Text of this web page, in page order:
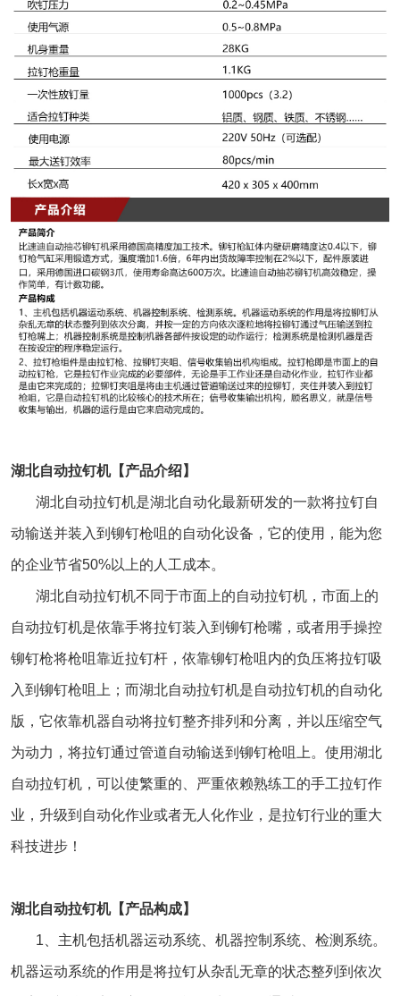
湖北自动拉钉机【产品介绍】
湖北自动拉钉机是湖北自动化最新研发的一款将拉钉自
动输送并装入到铆钉枪咀的自动化设备，它的使用，能为您
的企业节省50%以上的人工成本。
湖北自动拉钉机不同于市面上的自动拉钉机，市面上的
自动拉钉机是依靠手将拉钉装入到铆钉枪嘴，或者用手操控
铆钉枪将枪咀靠近拉钉杆，依靠铆钉枪咀内的负压将拉钉吸
入到铆钉枪咀上；而湖北自动拉钉机是自动拉钉机的自动化
版，它依靠机器自动将拉钉整齐排列和分离，并以压缩空气
为动力，将拉钉通过管道自动输送到铆钉枪咀上。使用湖北
自动拉钉机，可以使繁重的、严重依赖熟练工的手工拉钉作
业，升级到自动化作业或者无人化作业，是拉钉行业的重大
科技进步！
湖北自动拉钉机【产品构成】
1、主机包括机器运动系统、机器控制系统、检测系统。
机器运动系统的作用是将拉钉从杂乱无章的状态整列到依次